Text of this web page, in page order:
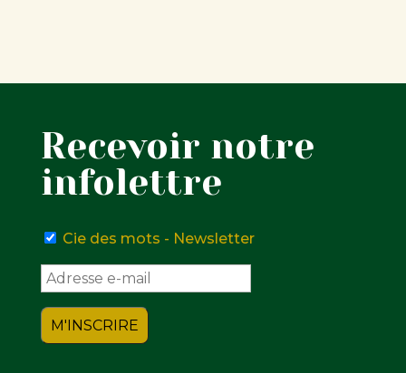
Recevoir notre
infolettre
Cie des mots - Newsletter